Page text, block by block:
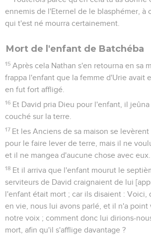
ennemis de l'Eternel de le blasphémer, à
qui t'est né mourra certainement.
Mort de l'enfant de Batchéba
15 Après cela Nathan s'en retourna en sa
frappa l'enfant que la femme d'Urie avait
en fut fort affligé.
16 Et David pria Dieu pour l'enfant, il
couché sur la terre.
17 Et les Anciens de sa maison se
pour le faire lever de terre, mais il ne
et il ne mangea d'aucune chose avec eux.
18 Et il arriva que l'enfant mourut le
serviteurs de David craignaient de lui
l'enfant était mort ; car ils disaient : Voici,
en vie, nous lui avons parlé, et il n'a
notre voix ; comment donc lui dirions-
mort, afin qu'il s'afflige davantage ?